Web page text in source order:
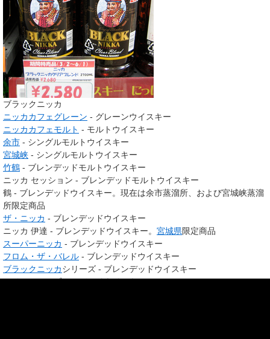
ブラックニッカ
ニッカカフェグレーン - グレーンウイスキー
ニッカカフェモルト - モルトウイスキー
余市 - シングルモルトウイスキー
宮城峡 - シングルモルトウイスキー
竹鶴 - ブレンデッドモルトウイスキー
ニッカ セッション - ブレンデッドモルトウイスキー
鶴 - ブレンデッドウイスキー。現在は余市蒸溜所、および宮城峡蒸溜
所限定商品
ザ・ニッカ - ブレンデッドウイスキー
ニッカ 伊達 - ブレンデッドウイスキー。 宮城県限定商品
スーパーニッカ - ブレンデッドウイスキー
フロム・ザ・バレル - ブレンデッドウイスキー
ブラックニッカシリーズ - ブレンデッドウイスキー
ハイニッカ- ブレンデッドウイスキー